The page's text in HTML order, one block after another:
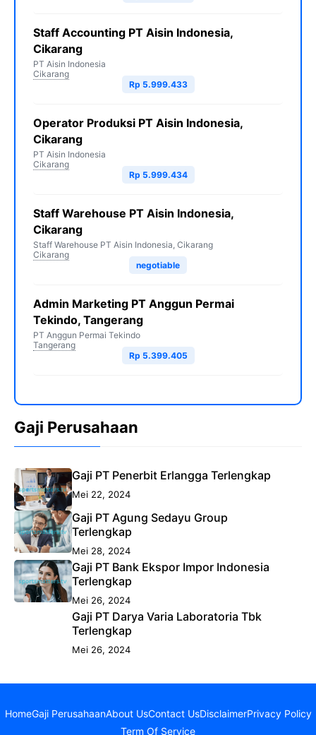
Staff Accounting PT Aisin Indonesia,
Cikarang
PT Aisin Indonesia
Cikarang
Rp 5.999.433
Operator Produksi PT Aisin Indonesia,
Cikarang
PT Aisin Indonesia
Cikarang
Rp 5.999.434
Staff Warehouse PT Aisin Indonesia,
Cikarang
Staff Warehouse PT Aisin Indonesia, Cikarang
Cikarang
negotiable
Admin Marketing PT Anggun Permai
Tekindo, Tangerang
PT Anggun Permai Tekindo
Tangerang
Rp 5.399.405
Gaji Perusahaan
Gaji PT Penerbit Erlangga Terlengkap
Mei 22, 2024
Gaji PT Agung Sedayu Group
Terlengkap
Mei 28, 2024
Gaji PT Bank Ekspor Impor Indonesia
Terlengkap
Mei 26, 2024
Gaji PT Darya Varia Laboratoria Tbk
Terlengkap
Mei 26, 2024
HomeGaji PerusahaanAbout UsContact UsDisclaimerPrivacy Policy
Term Of Service